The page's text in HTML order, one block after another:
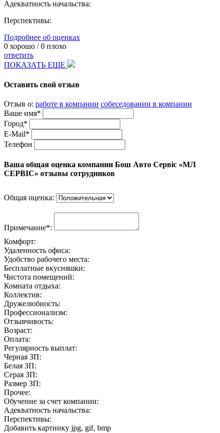
Адекватность начальства:
Перспективы:
Подробнее об оценках
0 хорошо /0 плохо
ответить
ПОКАЗАТЬ ЕЩЕ
Оставить свой отзыв
Отзыв о: работе в компании собеседовании в компании
Ваше имя*
Город*
E-Mail*
Телефон
Ваша общая оценка компании Бош Авто Сервіс «МЛ
СЕРВІС» отзывы сотрудников
Общая оценка:
Примечание*:
Комфорт:
Удаленность офиса:
Удобство рабочего места:
Бесплатные вкусняшки:
Чистота помещений:
Комната отдыха:
Коллектив:
Дружелюбность:
Профессионализм:
Отзывчивость:
Возраст:
Оплата:
Регулярность выплат:
Черная ЗП:
Белая ЗП:
Серая ЗП:
Размер ЗП:
Прочее:
Обучение за счет компании:
Адекватность начальства:
Перспективы:
Добавить картинку jpg, gif, bmp